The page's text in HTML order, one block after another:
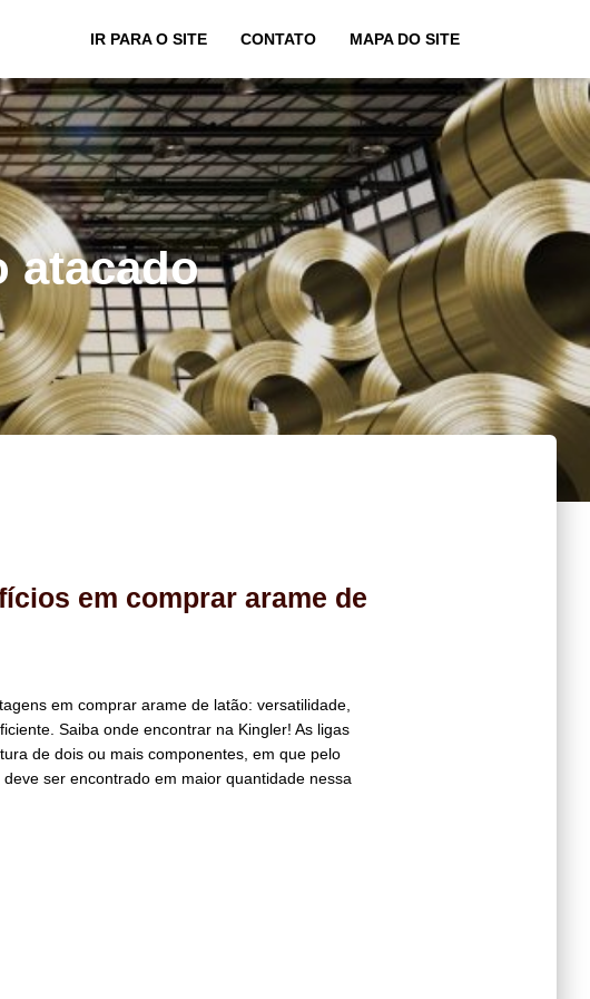
IR PARA O SITE
CONTATO MAPA DO SITE
atacado
em comprar arame de
em comprar arame de latão: versatilidade,
Saiba onde encontrar na Kingler! As ligas
de dois ou mais componentes, em que pelo
ser encontrado em maior quantidade nessa